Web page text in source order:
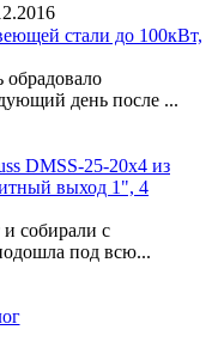
стали до 100кВт,
день после ...
DMSS-25-20x4 из
выход 1", 4
и собирали с
под всю...